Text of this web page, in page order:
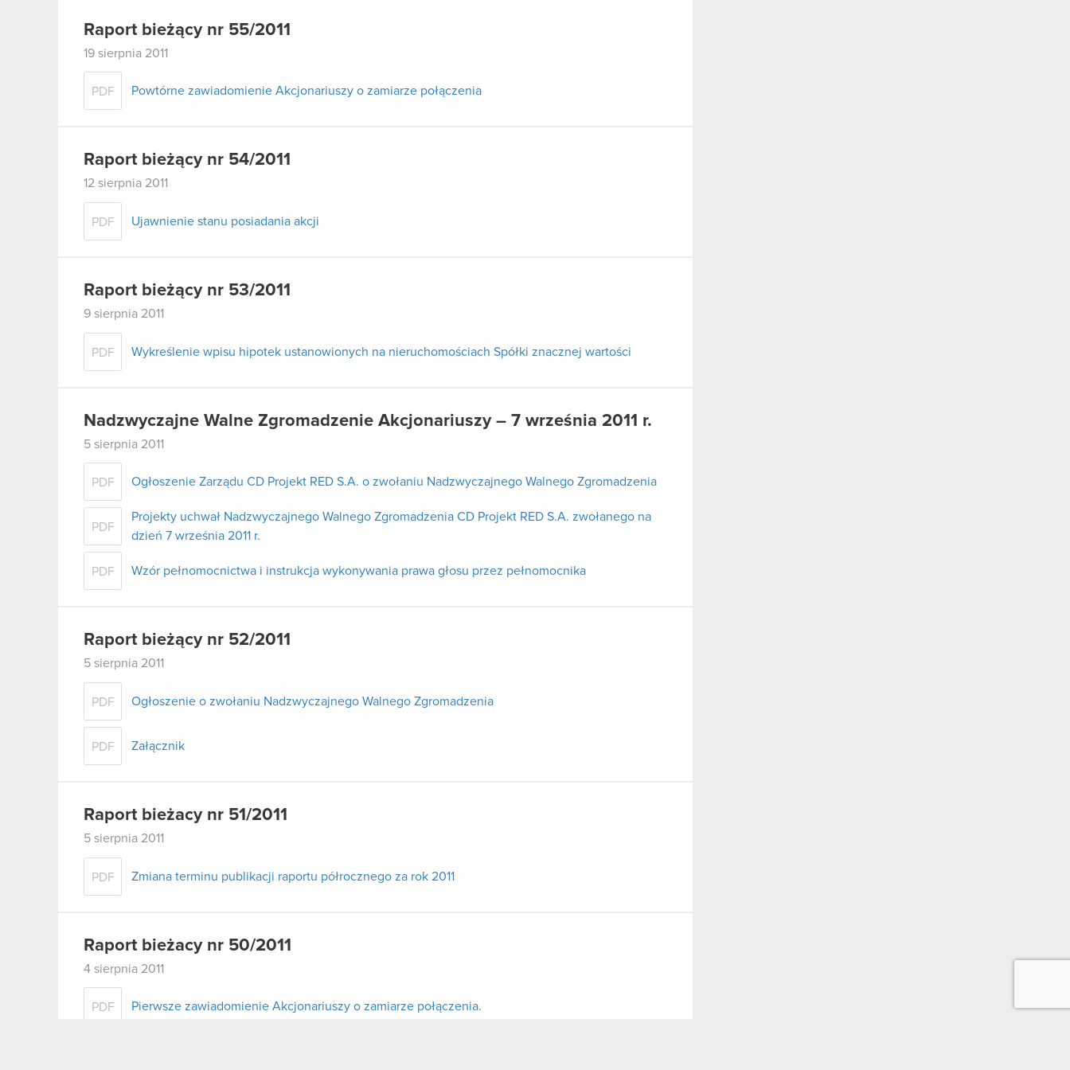
Raport bieżący nr 55/2011
19 sierpnia 2011
PDF Powtórne zawiadomienie Akcjonariuszy o zamiarze połączenia
Raport bieżący nr 54/2011
12 sierpnia 2011
PDF Ujawnienie stanu posiadania akcji
Raport bieżący nr 53/2011
9 sierpnia 2011
PDF Wykreślenie wpisu hipotek ustanowionych na nieruchomościach Spółki znacznej wartości
Nadzwyczajne Walne Zgromadzenie Akcjonariuszy – 7 września 2011 r.
5 sierpnia 2011
PDF Ogłoszenie Zarządu CD Projekt RED S.A. o zwołaniu Nadzwyczajnego Walnego Zgromadzenia
PDF
Projekty uchwał Nadzwyczajnego Walnego Zgromadzenia CD Projekt RED S.A. zwołanego na
dzień 7 września 2011 r.
PDF Wzór pełnomocnictwa i instrukcja wykonywania prawa głosu przez pełnomocnika
Raport bieżący nr 52/2011
5 sierpnia 2011
PDF Ogłoszenie o zwołaniu Nadzwyczajnego Walnego Zgromadzenia
PDF Załącznik
Raport bieżacy nr 51/2011
5 sierpnia 2011
PDF Zmiana terminu publikacji raportu półrocznego za rok 2011
Raport bieżacy nr 50/2011
4 sierpnia 2011
PDF Pierwsze zawiadomienie Akcjonariuszy o zamiarze połączenia.